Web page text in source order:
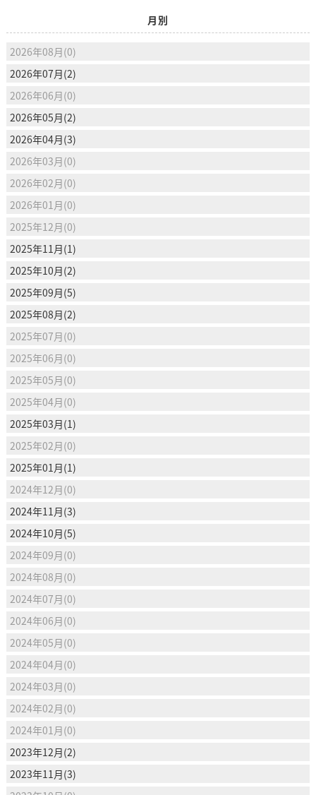
月別
2026年08月(0)
2026年07月(2)
2026年06月(0)
2026年05月(2)
2026年04月(3)
2026年03月(0)
2026年02月(0)
2026年01月(0)
2025年12月(0)
2025年11月(1)
2025年10月(2)
2025年09月(5)
2025年08月(2)
2025年07月(0)
2025年06月(0)
2025年05月(0)
2025年04月(0)
2025年03月(1)
2025年02月(0)
2025年01月(1)
2024年12月(0)
2024年11月(3)
2024年10月(5)
2024年09月(0)
2024年08月(0)
2024年07月(0)
2024年06月(0)
2024年05月(0)
2024年04月(0)
2024年03月(0)
2024年02月(0)
2024年01月(0)
2023年12月(2)
2023年11月(3)